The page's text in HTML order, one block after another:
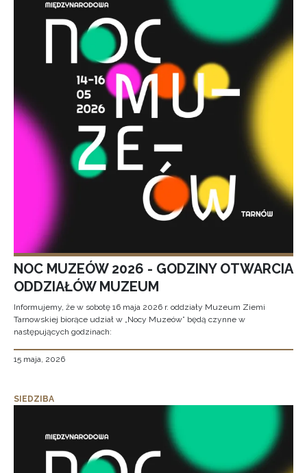
NOC MUZEÓW 2026 - GODZINY OTWARCIA
ODDZIAŁÓW MUZEUM
Informujemy, że w sobotę 16 maja 2026 r. oddziały Muzeum Ziemi
Tarnowskiej biorące udział w „Nocy Muzeów” będą czynne w
następujących godzinach:
15 maja, 2026
SIEDZIBA